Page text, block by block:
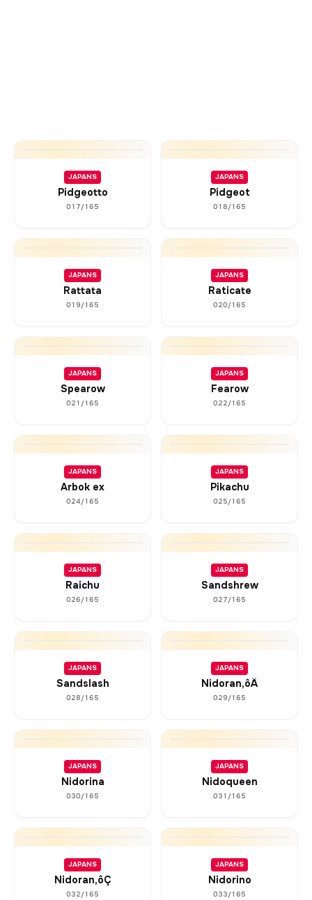
JAPANS
Pidgeotto
017/165
JAPANS
Pidgeot
018/165
JAPANS
Rattata
019/165
JAPANS
Raticate
020/165
JAPANS
Spearow
021/165
JAPANS
Fearow
022/165
JAPANS
Arbok ex
024/165
JAPANS
Pikachu
025/165
JAPANS
Raichu
026/165
JAPANS
Sandshrew
027/165
JAPANS
Sandslash
028/165
JAPANS
Nidoran‚ôÄ
029/165
JAPANS
Nidorina
030/165
JAPANS
Nidoqueen
031/165
JAPANS
Nidoran‚ôÇ
032/165
JAPANS
Nidorino
033/165